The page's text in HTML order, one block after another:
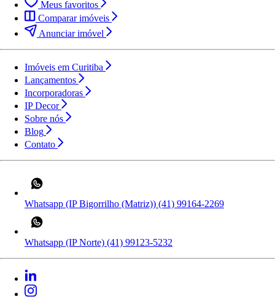
Meus favoritos
Comparar imóveis
Anunciar imóvel
Imóveis em Curitiba
Lançamentos
Incorporadoras
IP Decor
Sobre nós
Blog
Contato
Whatsapp (IP Bigorrilho (Matriz)) (41) 99164-2269
Whatsapp (IP Norte) (41) 99123-5232